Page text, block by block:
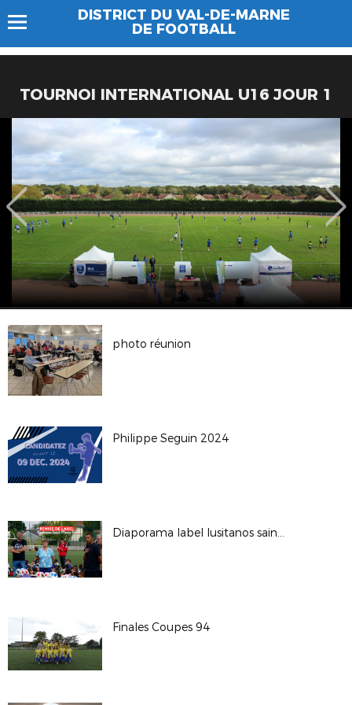
DISTRICT DU VAL-DE-MARNE
DE FOOTBALL
TOURNOI INTERNATIONAL U16 JOUR 1
photo réunion
Philippe Seguin 2024
Diaporama label lusitanos saint maur
Finales Coupes 94